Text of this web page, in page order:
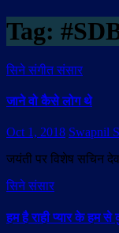
Tag:
सिने संगीत संसार
जाने वो कैसे लोग थे
Oct 1, 2018 Swapnil
जयंती पर विशेष सचिन
सिने संसार
हम है राही प्यार के हम से